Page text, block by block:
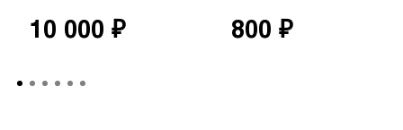
10 000 ₽ 800 ₽